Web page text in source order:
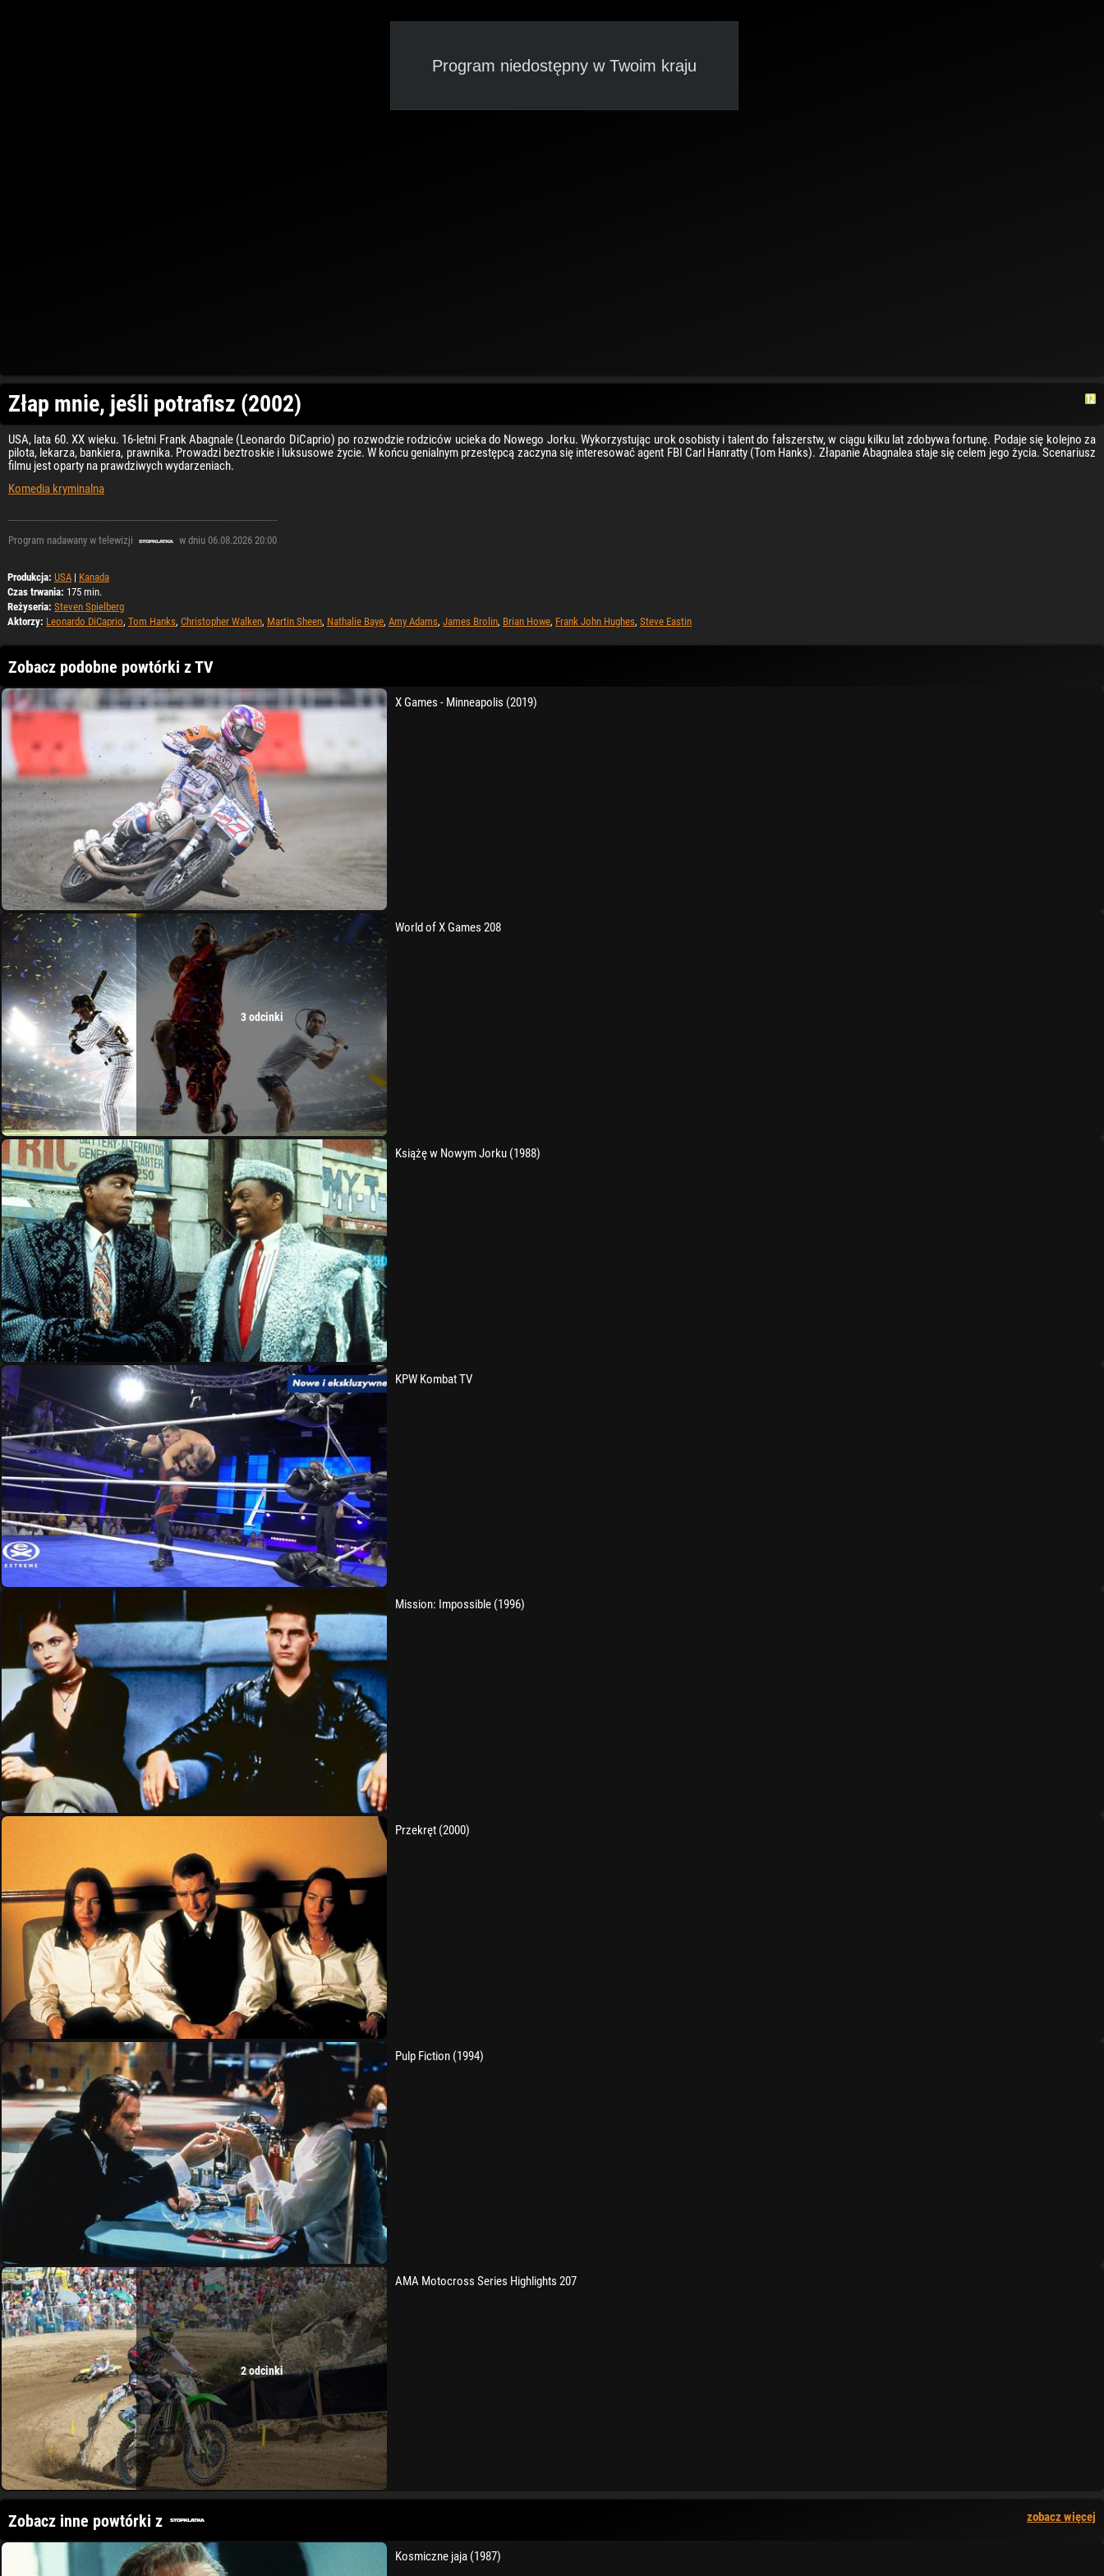
Program niedostępny w Twoim kraju
Złap mnie, jeśli potrafisz (2002)
USA, lata 60. XX wieku. 16-letni Frank Abagnale (Leonardo DiCaprio) po rozwodzie rodziców ucieka do Nowego Jorku. Wykorzystując urok osobisty i talent do fałszerstw, w ciągu kilku lat zdobywa fortunę. Podaje się kolejno za
pilota, lekarza, bankiera, prawnika. Prowadzi beztroskie i luksusowe życie. W końcu genialnym przestępcą zaczyna się interesować agent FBI Carl Hanratty (Tom Hanks). Złapanie Abagnalea staje się celem jego życia. Scenariusz
filmu jest oparty na prawdziwych wydarzeniach.
Komedia kryminalna
Program nadawany w telewizji w dniu 06.08.2026 20:00
Produkcja: USA | Kanada
Czas trwania: 175 min.
Reżyseria: Steven Spielberg
Aktorzy: Leonardo DiCaprio, Tom Hanks, Christopher Walken, Martin Sheen, Nathalie Baye, Amy Adams, James Brolin, Brian Howe, Frank John Hughes, Steve Eastin
Zobacz podobne powtórki z TV
X Games - Minneapolis (2019)
3 odcinki
World of X Games 208
Książę w Nowym Jorku (1988)
KPW Kombat TV
Mission: Impossible (1996)
Przekręt (2000)
Pulp Fiction (1994)
2 odcinki
AMA Motocross Series Highlights 207
Zobacz inne powtórki z zobacz więcej
Kosmiczne jaja (1987)